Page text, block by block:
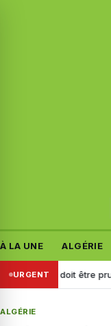
À LA UNE ALGÉRIE
URGENT
doit être prudent
ALGÉRIE